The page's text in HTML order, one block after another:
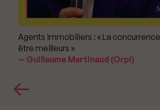
Agents immobiliers : « La
être meilleurs »
Guillaume Martinaud (Orpi)